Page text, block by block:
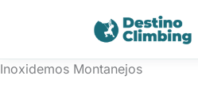
Inoxidemos Montanejos